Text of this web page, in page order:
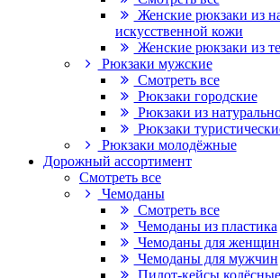
Женские рюкзаки из
искусственной кожи
Женские рюкзаки из
Рюкзаки мужские
Смотреть все
Рюкзаки городские
Рюкзаки из
Рюкзаки
Рюкзаки молодёжные
Дорожный ассортимент
Смотреть все
Чемоданы
Смотреть все
Чемоданы из пластика
Чемоданы для женщин
Чемоданы для мужчин
Пилот-кейсы колёсные